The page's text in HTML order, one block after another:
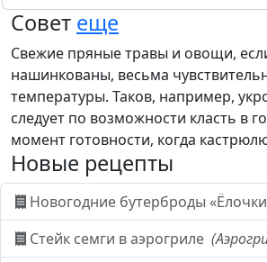
Совет еще
Свежие пряные травы и овощи,
нашинкованы, весьма
температуры. Таков, например,
следует по возможности класть в
момент готовности, когда
Новые рецепты
Новогодние бутерброды
Стейк семги в аэрогриле